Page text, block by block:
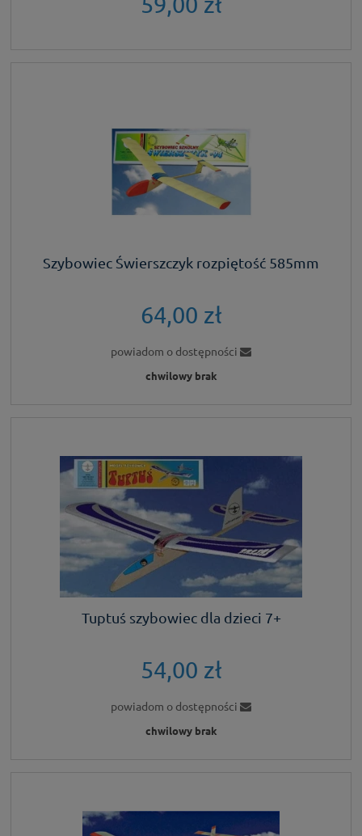
Szybowiec Świerszczyk rozpiętość 585mm
64,00 zł
powiadom o dostępności
chwilowy brak
Tuptuś szybowiec dla dzieci 7+
54,00 zł
powiadom o dostępności
chwilowy brak